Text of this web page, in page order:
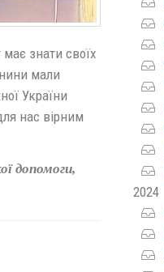
знати своїх
мали
України
нас вірним
допомоги,
2024